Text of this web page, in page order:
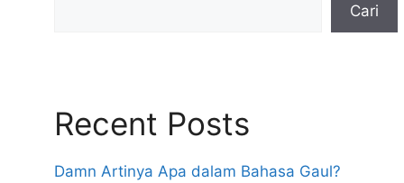
Cari
Recent Posts
Damn Artinya Apa dalam Bahasa Gaul?